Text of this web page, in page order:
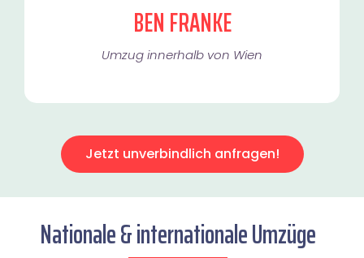
BEN FRANKE
Umzug innerhalb von Wien​
Jetzt unverbindlich anfragen!
Nationale & internationale Umzüge